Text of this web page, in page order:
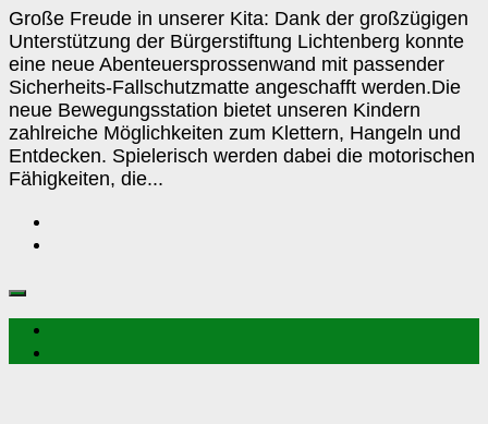
Lamb“
Große Freude in unserer Kita: Dank der großzügigen
Unterstützung der Bürgerstiftung Lichtenberg konnte
eine neue Abenteuersprossenwand mit passender
Sicherheits-Fallschutzmatte angeschafft werden.Die
neue Bewegungsstation bietet unseren Kindern
zahlreiche Möglichkeiten zum Klettern, Hangeln und
Entdecken. Spielerisch werden dabei die motorischen
Fähigkeiten, die...